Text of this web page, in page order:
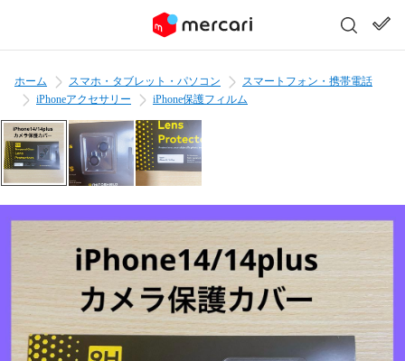
ホーム スマホ・タブレット・パソコン
スマートフォン・携帯電話
iPhoneアクセサリー
iPhone保護フィルム